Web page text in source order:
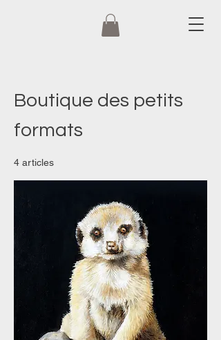
Boutique des petits
formats
4 articles